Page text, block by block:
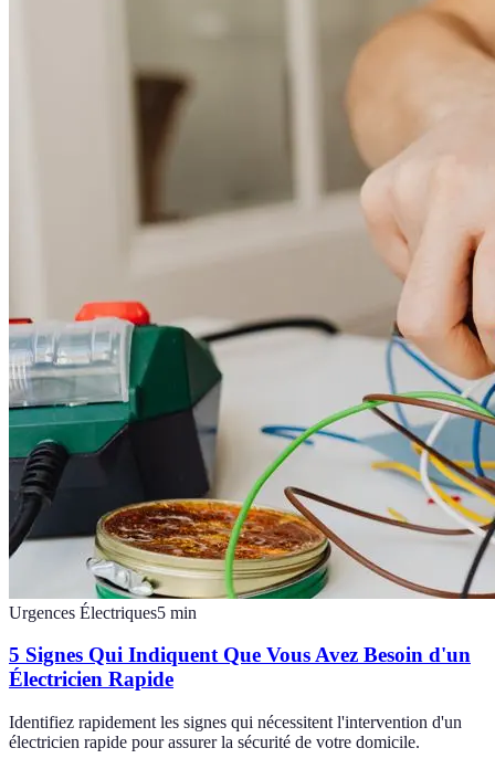
Urgences Électriques5 min
5 Signes Qui Indiquent Que Vous Avez Besoin d'un
Électricien Rapide
Identifiez rapidement les signes qui nécessitent l'intervention d'un
électricien rapide pour assurer la sécurité de votre domicile.